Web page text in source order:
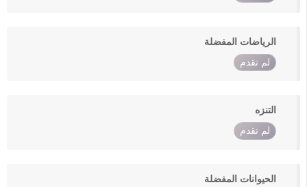
الرياضات المفضلة
لم تقدم
التنزه
لم تقدم
الحيوانات المفضلة